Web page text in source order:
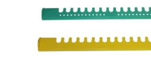
Доставка і оплата
Новини